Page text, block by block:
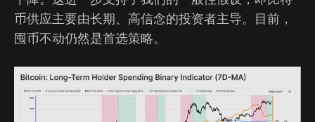
币供应主要由长期、高信念的投资者主导。目前，
囤币不动仍然是首选策略。